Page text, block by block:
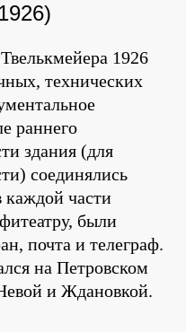
1926
технических
раннего
здания (для
соединялись
каждой части
были
почта и телеграф.
на Петровском
и Ждановкой.